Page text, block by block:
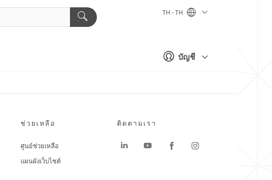
บัญชี
TH - TH
ช่วยเหลือ
ศูนย์ช่วยเหลือ
แผนผังเว็บไซต์
ติดตามเรา